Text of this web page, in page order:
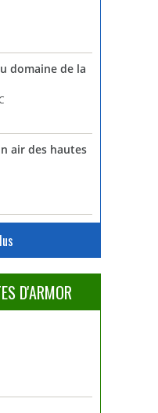
domaine de la
air des hautes
D'ARMOR